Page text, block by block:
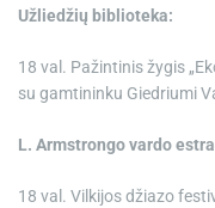
Užliedžių biblioteka:
18 val. Pažintinis žygis
su gamtininku Giedriumi
L. Armstrongo vardo
18 val. Vilkijos džiazo